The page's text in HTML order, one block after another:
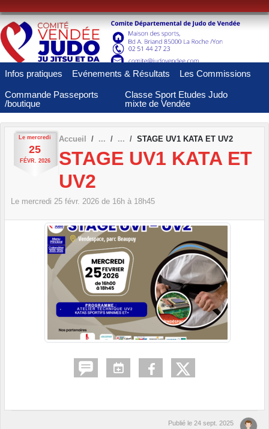
Infos pratiques Evénements & Résultats Les Commissions
Commande Passeports
/boutique
Classe Sport Etudes Judo
mixte de Vendée
Le mercredi
25
FÉVR. 2026
Accueil STAGE UV1 KATA ET UV2
STAGE UV1 KATA ET
UV2
Le mercredi 25 févr. 2026 de 16h à 18h45
Publié le 24 sept. 2025